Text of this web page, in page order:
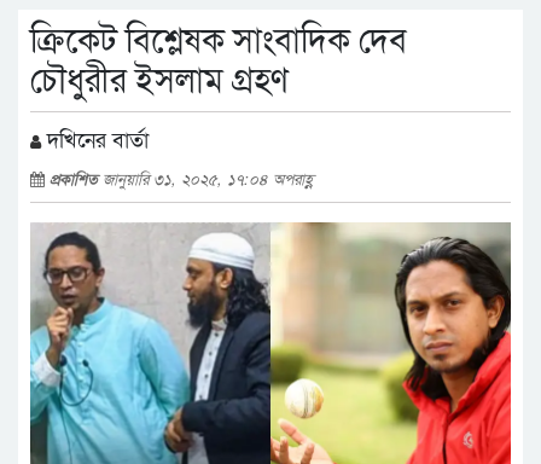
ক্রিকেট বিশ্লেষক সাংবাদিক দেব
চৌধুরীর ইসলাম গ্রহণ
দখিনের বার্তা
প্রকাশিতজানুয়ারি ৩১, ২০২৫, ১৭:০৪ অপরাহ্ণ